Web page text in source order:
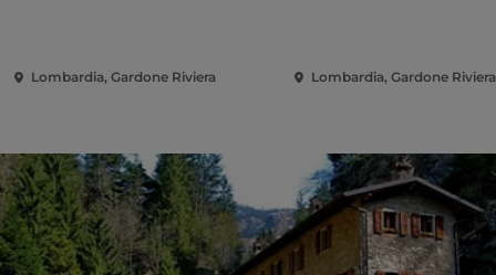
Lombardia, Gardone Riviera Lombardia, Gardone Riviera